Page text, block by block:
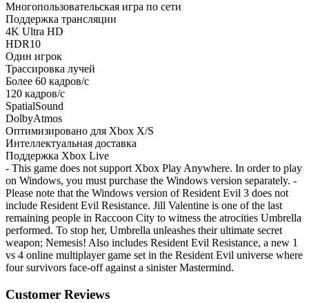
Многопользовательская игра по сети
Поддержка трансляции
4K Ultra HD
HDR10
Один игрок
Трассировка лучей
Более 60 кадров/с
120 кадров/с
SpatialSound
DolbyAtmos
Оптимизировано для Xbox X/S
Интеллектуальная доставка
Поддержка Xbox Live
- This game does not support Xbox Play Anywhere. In order to play
on Windows, you must purchase the Windows version separately. -
Please note that the Windows version of Resident Evil 3 does not
include Resident Evil Resistance. Jill Valentine is one of the last
remaining people in Raccoon City to witness the atrocities Umbrella
performed. To stop her, Umbrella unleashes their ultimate secret
weapon; Nemesis! Also includes Resident Evil Resistance, a new 1
vs 4 online multiplayer game set in the Resident Evil universe where
four survivors face-off against a sinister Mastermind.
Customer Reviews